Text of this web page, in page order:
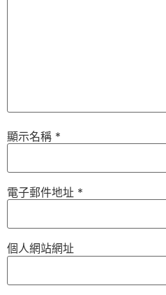
顯示名稱 *
電子郵件地址 *
個人網站網址